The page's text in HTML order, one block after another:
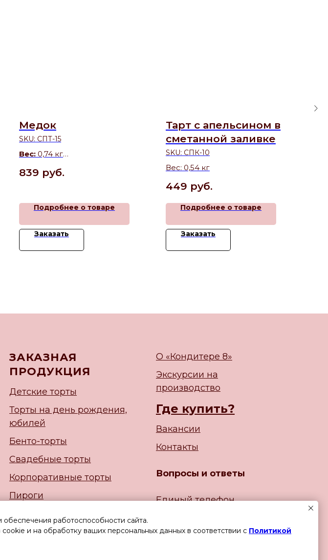
Медок
SKU: СПТ-15
Вес: 0,74 кг
взбитые сливки с варёной
839 руб.
Подробнее о товаре
Заказать
Тарт с апельсином в
сметанной заливке
SKU: СПК-10
Вес: 0,54 кг
449 руб.
Подробнее о товаре
Заказать
ЗАКАЗНАЯ
ПРОДУКЦИЯ
Детские торты
Торты на день рождения,
юбилей
Бенто-торты
Свадебные торты
Корпоративные торты
Пироги
Новогодние торты
О «Кондитере 8»
Экскурсии на
производство
Где купить?
Вакансии
Контакты
Вопросы и ответы
Единый телефон
обеспечения работоспособности сайта.
и на обработку ваших персональных данных в соответствии с Политикой